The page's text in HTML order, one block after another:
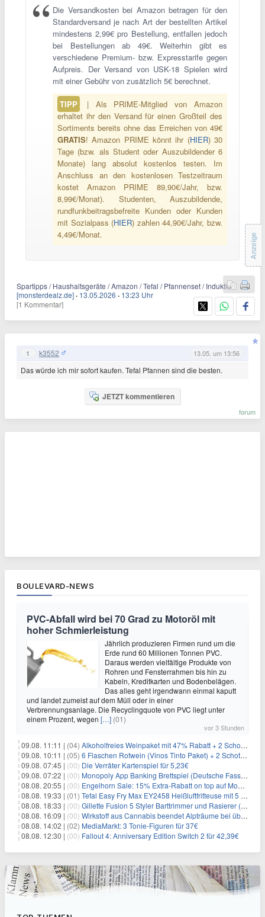
Die Versandkosten bei Amazon betragen für den
Standardversand je nach Art der bestellten Artikel
mindestens 2,99€ pro Bestellung, entfallen jedoch
bei Bestellungen ab 49€. Weiterhin gibt es
verschiedene Premium- bzw. Expresstarife gegen
Aufpreis. Der Versand von USK-18 Spielen wird
mit einer Gebühr von zusätzlich 5€ berechnet.
TIPP
| Als PRIME-Mitglied von Amazon
erhaltet ihr den Versand für einen Großteil des
Sortiments bereits ohne das Erreichen von 49€
GRATIS! Amazon PRIME könnt ihr (HIER) 30
Tage (bzw. als Student oder Auszubildender 6
Monate) lang absolut kostenlos testen. Im
Anschluss an den kostenlosen Testzeitraum
kostet Amazon PRIME 89,90€/Jahr, bzw.
8,99€/Monat). Studenten, Auszubildende,
rundfunkbeitragsbefreite Kunden oder Kunden
mit Sozialpass (HIER) zahlen 44,90€/Jahr, bzw.
4,49€/Monat.
Spartipps / Haushaltsgeräte / Amazon / Tefal / Pfannenset / Induktion
[monsterdealz.de] · 13.05.2026 · 13:23 Uhr
[1 Kommentar]
Anzeige
1 k3552 13.05. um 13:56
Das würde ich mir sofort kaufen. Tefal Pfannen sind die besten.
JETZT kommentieren
forum
BOULEVARD-NEWS
PVC-Abfall wird bei 70 Grad zu Motoröl mit
hoher Schmierleistung
Jährlich produzieren Firmen rund um die
Erde rund 60 Millionen Tonnen PVC.
Daraus werden vielfältige Produkte von
Rohren und Fensterrahmen bis hin zu
Kabeln, Kreditkarten und Bodenbelägen.
Das alles geht irgendwann einmal kaputt
und landet zumeist auf dem Müll oder in einer
Verbrennungsanlage. Die Recyclingquote von PVC liegt unter
einem Prozent, wegen […] (01)
vor 3 Stunden
09.08. 11:11 | (04) Alkoholfreies Weinpaket mit 47% Rabatt + 2 Schott Zwiesel Gläser GRATIS für 29,99€
09.08. 10:11 | (05) 6 Flaschen Rotwein (Vinos Tinto Paket) + 2 Schott Zwiesel Gläser für 25,99€ inkl. Versand
09.08. 07:45 | (00) Die Verräter Kartenspiel für 5,23€
09.08. 07:22 | (00) Monopoly App Banking Brettspiel (Deutsche Fassung) für 9,84€
08.08. 20:55 | (00) Engelhorn Sale: 15% Extra-Rabatt on top auf Mode- und Sport-Artikel
08.08. 19:33 | (01) Tefal Easy Fry Max EY2458 Heißluftfritteuse mit 5 Litern für 64,99€
08.08. 18:33 | (00) Gillette Fusion 5 Styler Barttrimmer und Rasierer (All in One) für 16€
08.08. 16:09 | (00) Wirkstoff aus Cannabis beendet Alpträume bei über 1/3 der PTSD-Patienten
08.08. 14:02 | (02) MediaMarkt: 3 Tonie-Figuren für 37€
08.08. 12:30 | (00) Fallout 4: Anniversary Edition Switch 2 für 42,39€